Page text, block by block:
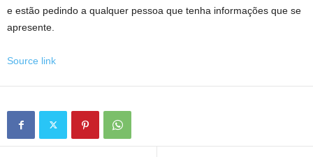
e estão pedindo a qualquer pessoa que tenha informações que se
apresente.
Source link